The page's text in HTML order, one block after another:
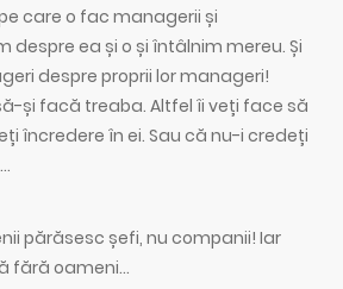
care o fac managerii și
despre ea și o și întâlnim mereu. Și
despre proprii lor manageri!
și facă treaba. Altfel îi veți face să
încredere în ei. Sau că nu-i credeți
părăsesc șefi, nu companii! Iar
fără oameni…